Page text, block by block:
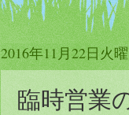
2016年11月22日火
臨時営業